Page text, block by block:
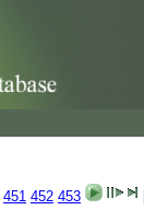
451 452 453